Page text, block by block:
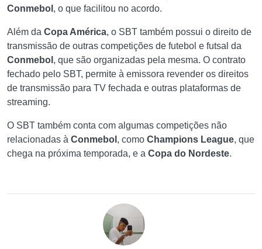
Conmebol , o que facilitou no acordo.
Além da Copa América, o SBT também possui o direito de
transmissão de outras competições de futebol e futsal da
Conmebol , que são organizadas pela mesma. O contrato
fechado pelo SBT, permite à emissora revender os direitos
de transmissão para TV fechada e outras plataformas de
streaming.
O SBT também conta com algumas competições não
relacionadas à Conmebol , como Champions League, que
chega na próxima temporada, e a Copa do Nordeste.